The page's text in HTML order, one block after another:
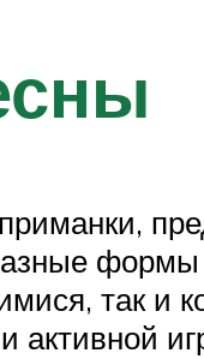
так и
активной